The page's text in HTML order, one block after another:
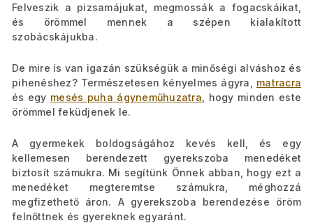
Felveszik a pizsamájukat, megmossák a fogacskáikat,
és örömmel mennek a szépen kialakított
szobácskájukba.
De mire is van igazán szükségük a minőségi alváshoz és
pihenéshez? Természetesen kényelmes ágyra, matracra
és egy mesés puha ágyneműhuzatra , hogy minden este
örömmel feküdjenek le.
A gyermekek boldogságához kevés kell, és egy
kellemesen berendezett gyerekszoba menedéket
biztosít számukra. Mi segítünk Önnek abban, hogy ezt a
menedéket megteremtse számukra, méghozzá
megfizethető áron. A gyerekszoba berendezése öröm
felnőttnek és gyereknek egyaránt.